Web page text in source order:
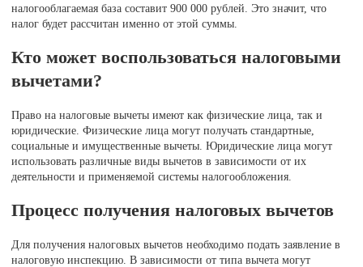
налогооблагаемая база составит 900 000 рублей. Это значит, что
налог будет рассчитан именно от этой суммы.
Кто может воспользоваться налоговыми
вычетами?
Право на налоговые вычеты имеют как физические лица, так и
юридические. Физические лица могут получать стандартные,
социальные и имущественные вычеты. Юридические лица могут
использовать различные виды вычетов в зависимости от их
деятельности и применяемой системы налогообложения.
Процесс получения налоговых вычетов
Для получения налоговых вычетов необходимо подать заявление в
налоговую инспекцию. В зависимости от типа вычета могут